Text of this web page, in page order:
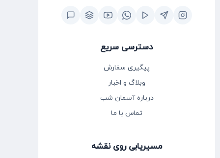
دسترسی سریع
پیگیری سفارش
وبلاگ و اخبار
درباره آسمان شب
تماس با ما
مسیریابی روی نقشه